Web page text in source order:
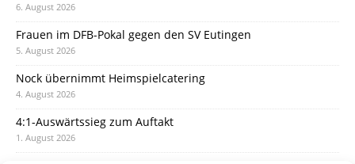
6. August 2026
Frauen im DFB-Pokal gegen den SV Eutingen
5. August 2026
Nock übernimmt Heimspielcatering
4. August 2026
4:1-Auswärtssieg zum Auftakt
1. August 2026